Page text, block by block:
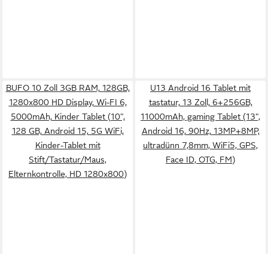
BUFO 10 Zoll 3GB RAM, 128GB,
1280x800 HD Display, Wi-FI 6,
5000mAh, Kinder Tablet (10",
128 GB, Android 15, 5G WiFi,
Kinder-Tablet mit
Stift/Tastatur/Maus,
Elternkontrolle, HD 1280x800)
U13 Android 16 Tablet mit
tastatur, 13 Zoll, 6+256GB,
11000mAh, gaming Tablet (13",
Android 16, 90Hz, 13MP+8MP,
ultradünn 7,8mm, WiFi5, GPS,
Face ID, OTG, FM)